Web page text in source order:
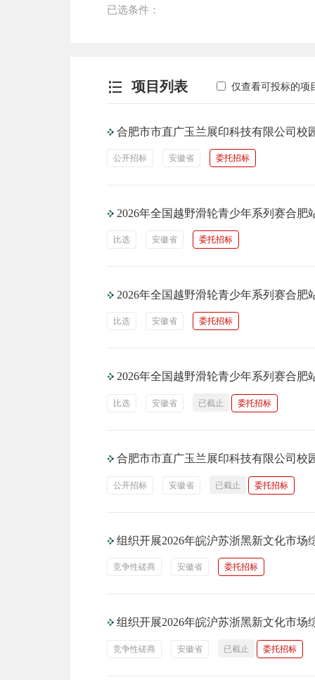
已选条件：
仅查看可投标的项
项目列表
合肥市市直广玉兰展印科技有限公司校
公开招标 安徽省 委托招标
2026年全国越野滑轮青少年系列赛合肥
比选 安徽省 委托招标
2026年全国越野滑轮青少年系列赛合
比选 安徽省 委托招标
2026年全国越野滑轮青少年系列赛合肥
比选 安徽省 已截止 委托招标
合肥市市直广玉兰展印科技有限公司校
公开招标 安徽省 已截止 委托招标
组织开展2026年皖沪苏浙黑新文化市
竞争性磋商 安徽省 委托招标
组织开展2026年皖沪苏浙黑新文化市
竞争性磋商 安徽省 已截止 委托招标